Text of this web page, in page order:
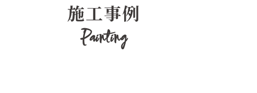
施工事例
Painting